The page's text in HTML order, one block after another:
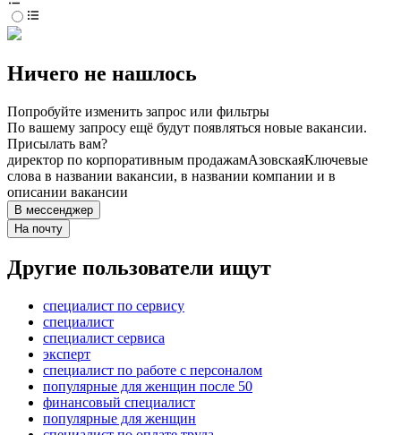
Ничего не нашлось
Попробуйте изменить запрос или фильтры
По вашему запросу ещё будут появляться новые вакансии.
Присылать вам?
директор по корпоративным продажамАзовскаяКлючевые
слова в названии вакансии, в названии компании и в
описании вакансии
В мессенджер
На почту
Другие пользователи ищут
специалист по сервису
специалист
специалист сервиса
эксперт
специалист по работе с персоналом
популярные для женщин после 50
финансовый специалист
популярные для женщин